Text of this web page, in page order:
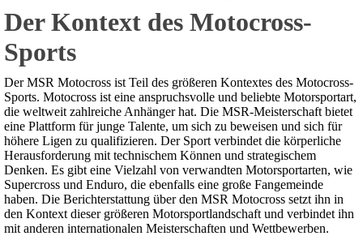
Der Kontext des Motocross-
Sports
Der MSR Motocross ist Teil des größeren Kontextes des Motocross-
Sports. Motocross ist eine anspruchsvolle und beliebte Motorsportart,
die weltweit zahlreiche Anhänger hat. Die MSR-Meisterschaft bietet
eine Plattform für junge Talente, um sich zu beweisen und sich für
höhere Ligen zu qualifizieren. Der Sport verbindet die körperliche
Herausforderung mit technischem Können und strategischem
Denken. Es gibt eine Vielzahl von verwandten Motorsportarten, wie
Supercross und Enduro, die ebenfalls eine große Fangemeinde
haben. Die Berichterstattung über den MSR Motocross setzt ihn in
den Kontext dieser größeren Motorsportlandschaft und verbindet ihn
mit anderen internationalen Meisterschaften und Wettbewerben.